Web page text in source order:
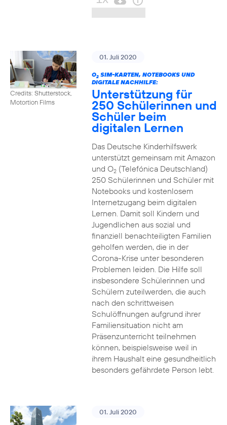
Credits: Shutterstock,
Motortion Films
01. Juli 2020
O2SIM-KARTEN, NOTEBOOKS UND
DIGITALE NACHHILFE:
Unterstützung für
250 Schülerinnen und
Schüler beim
digitalen Lernen
Das Deutsche Kinderhilfswerk
unterstützt gemeinsam mit Amazon
und O2(Telefónica Deutschland)
250 Schülerinnen und Schüler mit
Notebooks und kostenlosem
Internetzugang beim digitalen
Lernen. Damit soll Kindern und
Jugendlichen aus sozial und
finanziell benachteiligten Familien
geholfen werden, die in der
Corona-Krise unter besonderen
Problemen leiden. Die Hilfe soll
insbesondere Schülerinnen und
Schülern zuteilwerden, die auch
nach den schrittweisen
Schulöffnungen aufgrund ihrer
Familiensituation nicht am
Präsenzunterricht teilnehmen
können, beispielsweise weil in
ihrem Haushalt eine gesundheitlich
besonders gefährdete Person lebt.
01. Juli 2020